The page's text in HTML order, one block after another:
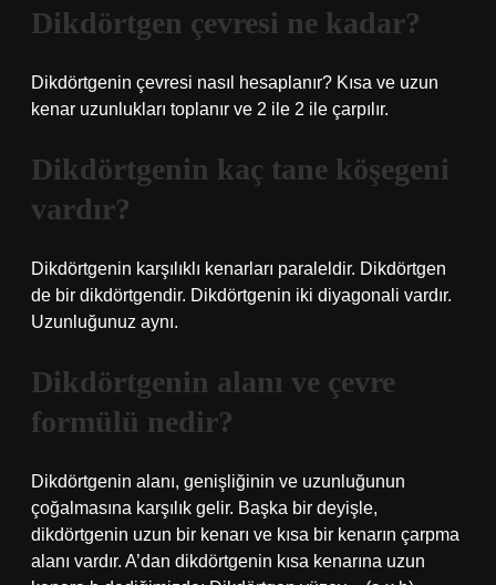
Dikdörtgen çevresi ne kadar?
Dikdörtgenin çevresi nasıl hesaplanır? Kısa ve uzun
kenar uzunlukları toplanır ve 2 ile 2 ile çarpılır.
Dikdörtgenin kaç tane köşegeni
vardır?
Dikdörtgenin karşılıklı kenarları paraleldir. Dikdörtgen
de bir dikdörtgendir. Dikdörtgenin iki diyagonali vardır.
Uzunluğunuz aynı.
Dikdörtgenin alanı ve çevre
formülü nedir?
Dikdörtgenin alanı, genişliğinin ve uzunluğunun
çoğalmasına karşılık gelir. Başka bir deyişle,
dikdörtgenin uzun bir kenarı ve kısa bir kenarın çarpma
alanı vardır. A’dan dikdörtgenin kısa kenarına uzun